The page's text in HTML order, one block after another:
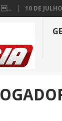
... 10 DE